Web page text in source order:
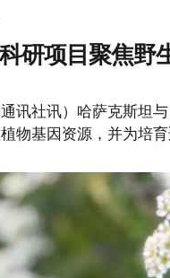
研项目聚焦野
通讯社讯）哈萨克斯坦
物基因资源，并为培